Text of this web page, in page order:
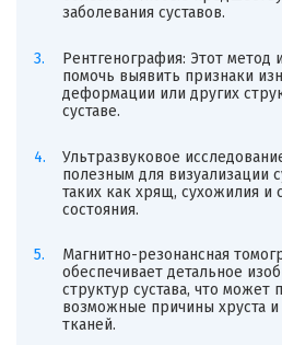
заболевания суставов.
Рентгенография: Этот
помочь выявить признаки
деформации или других
суставе.
Ультразвуковое
полезным для визуализации
таких как хрящ, сухожилия и
состояния.
Магнитно-резонансная
обеспечивает детальное
структур сустава, что может
возможные причины хруста и
тканей.